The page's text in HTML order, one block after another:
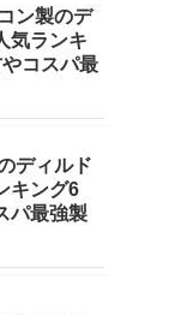
ン製のデ
気ランキ
コスパ最
ディルド
キング6
パ最強製